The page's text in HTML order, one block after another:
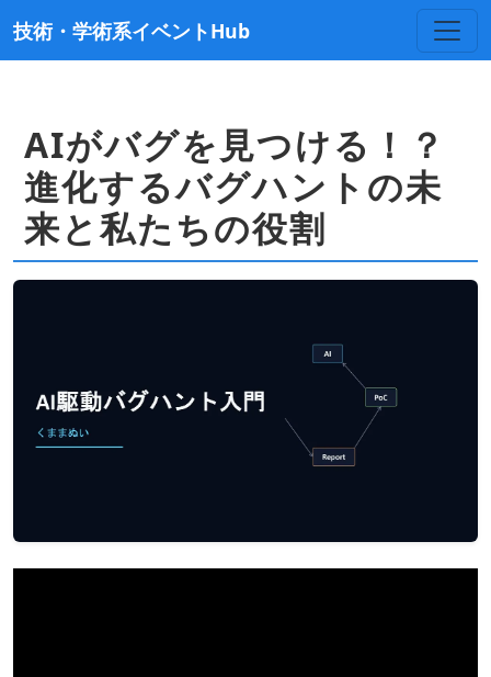
技術・学術系イベントHub
AIがバグを見つける！？
進化するバグハントの未
来と私たちの役割